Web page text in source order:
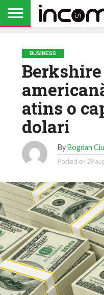
BUSINESS
atins o
dolari
ByBogdan
Posted on 29